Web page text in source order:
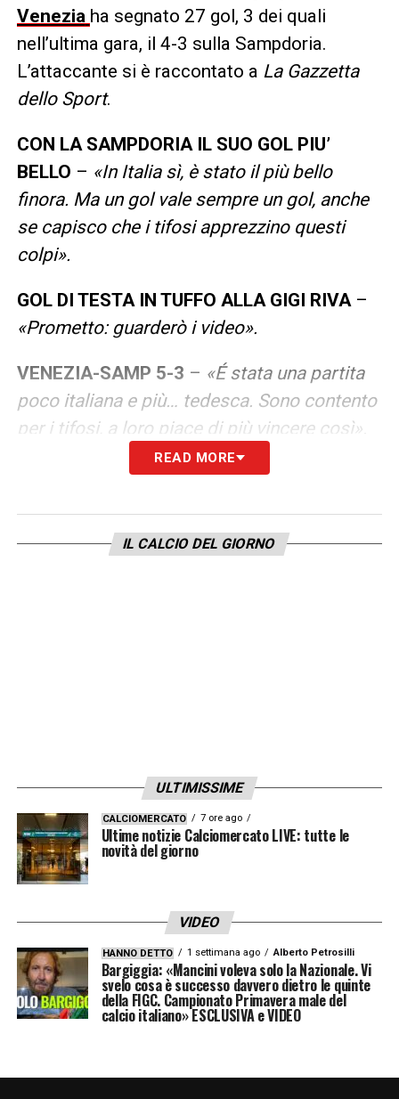
Venezia ha segnato 27 gol, 3 dei quali
nell’ultima gara, il 4-3 sulla Sampdoria.
L’attaccante si è raccontato a La Gazzetta
dello Sport.
CON LA SAMPDORIA IL SUO GOL PIU’
BELLO – «In Italia sì, è stato il più bello
finora. Ma un gol vale sempre un gol, anche
se capisco che i tifosi apprezzino questi
colpi».
GOL DI TESTA IN TUFFO ALLA GIGI RIVA–
«Prometto: guarderò i video».
VENEZIA-SAMP 5-3 – «É stata una partita
poco italiana e più… tedesca. Sono contento
per i tifosi, a loro piace di più vincere così».
PALLONE A CASA PER LA TRIPLETTA
piccola esposizione a casa, lo ammetto».
Quando torno a casa in vacanza Venezia mi
manca, anche a mia moglie. É simile a
Helsinki, ma non c’è paragone…».
READ MORE
IL CALCIO DEL GIORNO
ULTIMISSIME
CALCIOMERCATO 7 ore ago
Ultime notizie Calciomercato LIVE: tutte le
novità del giorno
VIDEO
HANNO DETTO 1 settimana ago Alberto Petrosilli
Bargiggia: «Mancini voleva solo la Nazionale. Vi
svelo cosa è successo davvero dietro le quinte
della FIGC. Campionato Primavera male del
calcio italiano» ESCLUSIVA e VIDEO